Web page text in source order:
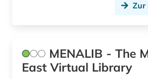
Zur
MENALIB - The
East Virtual Library